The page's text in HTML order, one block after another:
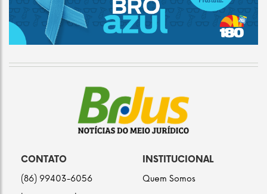
CONTATO
(86) 99403-6056
INSTITUCIONAL
Quem Somos